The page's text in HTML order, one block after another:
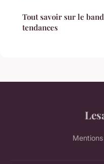
Tout savoir sur le
tendances